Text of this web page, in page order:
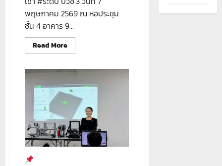
พฤษภาคม 2569 ณ หอประชุม
ชั้น 4 อาคาร 9...
Read MoreRead
more
อบรม
ความ
พร้อม
ก่อน
ออก
ฝึก
ประสบการณ์
ยก
ระดับ
สมรรถนะ
วิชาชีพ